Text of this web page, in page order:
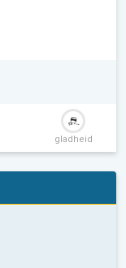
gladheid